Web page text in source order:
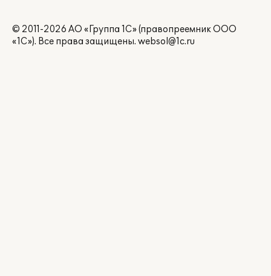
© 2011-2026 АО «Группа 1С» (правопреемник ООО
«1С»). Все права защищены. websol@1c.ru